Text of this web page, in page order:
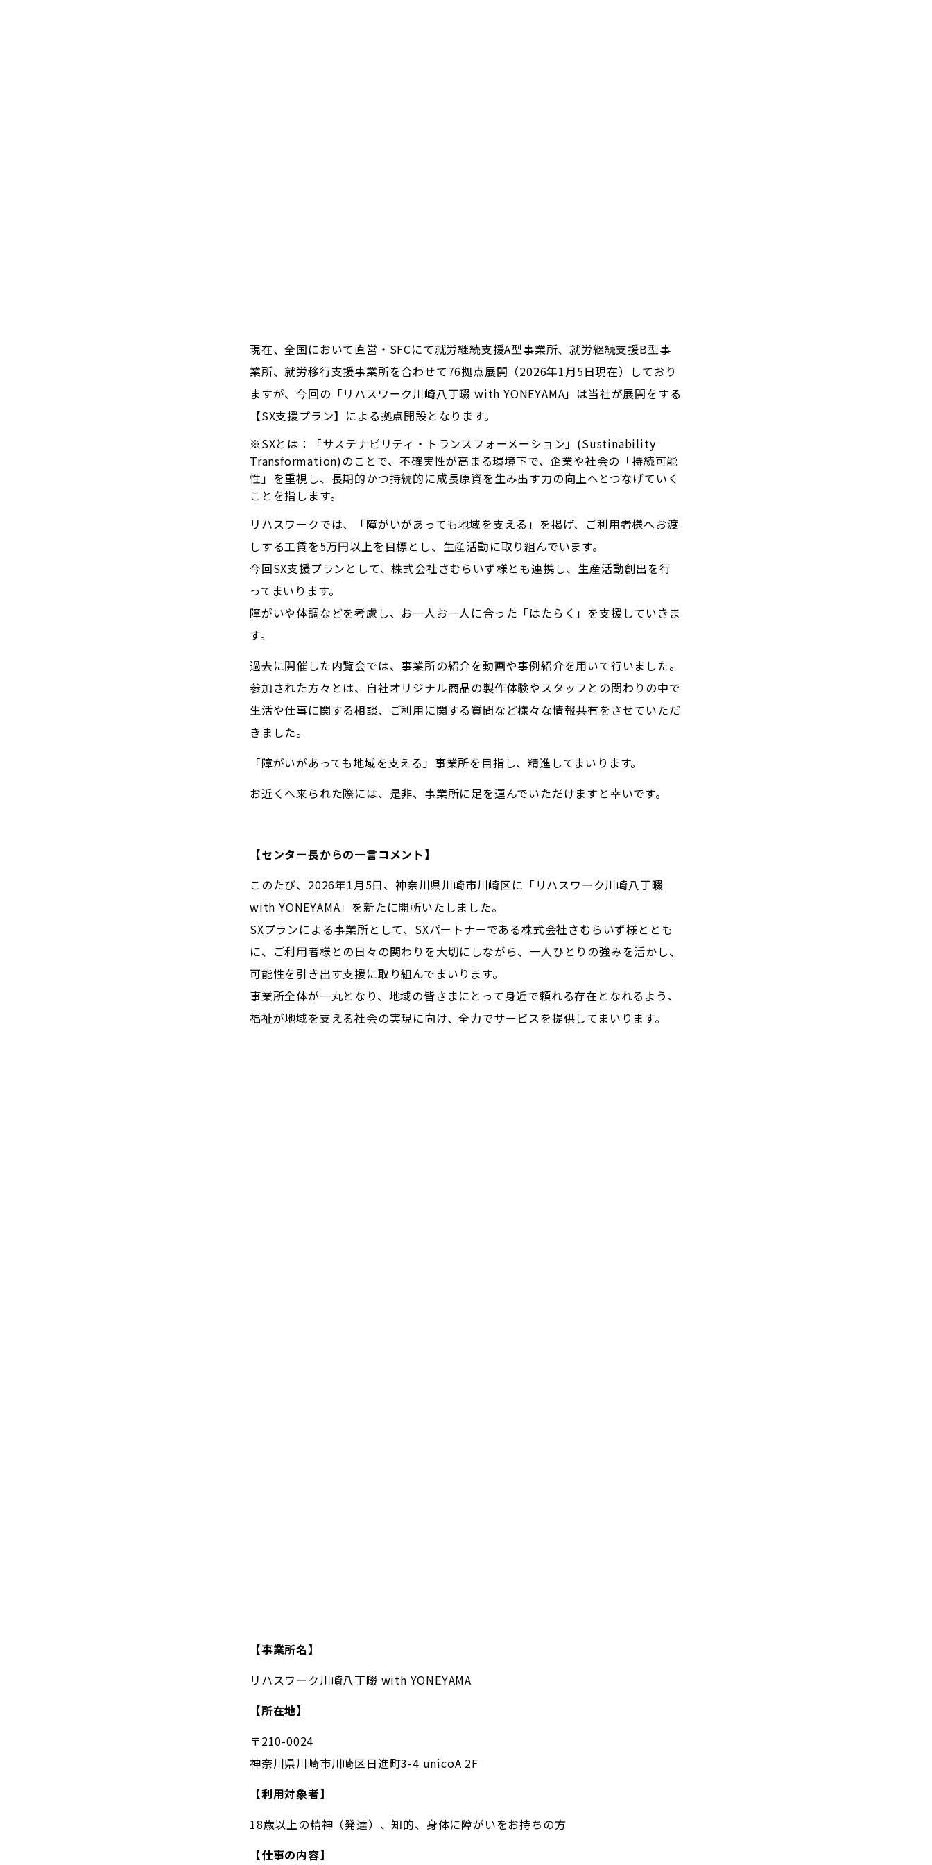
現在、全国において直営・SFCにて就労継続支援A型事業所、就労継続支援B型事
業所、就労移行支援事業所を合わせて76拠点展開（2026年1月5日現在）しており
ますが、今回の「リハスワーク川崎八丁畷 with YONEYAMA」は当社が展開をする
【SX支援プラン】による拠点開設となります。
※SXとは：「サステナビリティ・トランスフォーメーション」(Sustinability
Transformation)のことで、不確実性が高まる環境下で、企業や社会の「持続可能
性」を重視し、長期的かつ持続的に成長原資を生み出す力の向上へとつなげていく
ことを指します。
リハスワークでは、「障がいがあっても地域を支える」を掲げ、ご利用者様へお渡
しする工賃を5万円以上を目標とし、生産活動に取り組んでいます。
今回SX支援プランとして、株式会社さむらいず様とも連携し、生産活動創出を行
ってまいります。
障がいや体調などを考慮し、お一人お一人に合った「はたらく」を支援していきま
す。
過去に開催した内覧会では、事業所の紹介を動画や事例紹介を用いて行いました。
参加された方々とは、自社オリジナル商品の製作体験やスタッフとの関わりの中で
生活や仕事に関する相談、ご利用に関する質問など様々な情報共有をさせていただ
きました。
「障がいがあっても地域を支える」事業所を目指し、精進してまいります。
お近くへ来られた際には、是非、事業所に足を運んでいただけますと幸いです。
【センター長からの一言コメント】
このたび、2026年1月5日、神奈川県川崎市川崎区に「リハスワーク川崎八丁畷
with YONEYAMA」を新たに開所いたしました。
SXプランによる事業所として、SXパートナーである株式会社さむらいず様ととも
に、ご利用者様との日々の関わりを大切にしながら、一人ひとりの強みを活かし、
可能性を引き出す支援に取り組んでまいります。
事業所全体が一丸となり、地域の皆さまにとって身近で頼れる存在となれるよう、
福祉が地域を支える社会の実現に向け、全力でサービスを提供してまいります。
【事業所名】
リハスワーク川崎八丁畷 with YONEYAMA
【所在地】
〒210-0024
神奈川県川崎市川崎区日進町3-4 unicoA 2F
【利用対象者】
18歳以上の精神（発達）、知的、身体に障がいをお持ちの方
【仕事の内容】